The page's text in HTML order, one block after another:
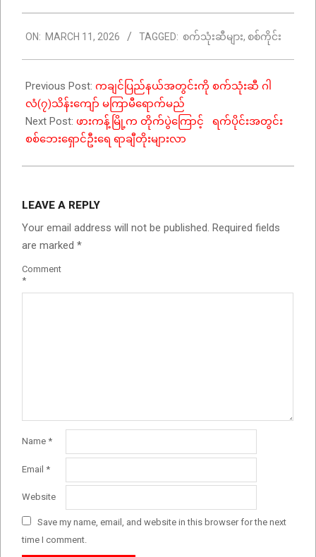
03-
11
ON: MARCH 11, 2026 TAGGED: စက်သုံးဆီများ, စစ်ကိုင်း
Previous Post: ကချင်ပြည်နယ်အတွင်းကို စက်သုံးဆီ ဂါ
လံ(၇)သိန်းကျော် မကြာမီရောက်မည်
Next Post: ဖားကန့်မြို့က တိုက်ပွဲကြောင့် ရက်ပိုင်းအတွင်း
စစ်ဘေးရှောင်ဦးရေ ရာချီတိုးများလာ
LEAVE A REPLY
Your email address will not be published. Required fields
are marked *
Comment
*
Name *
Email *
Website
Save my name, email, and website in this browser for the next
time I comment.